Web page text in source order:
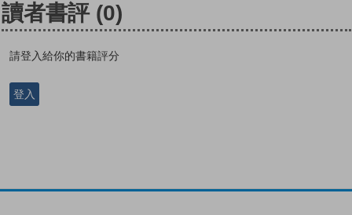
讀者書評 (0)
請登入給你的書籍評分
登入